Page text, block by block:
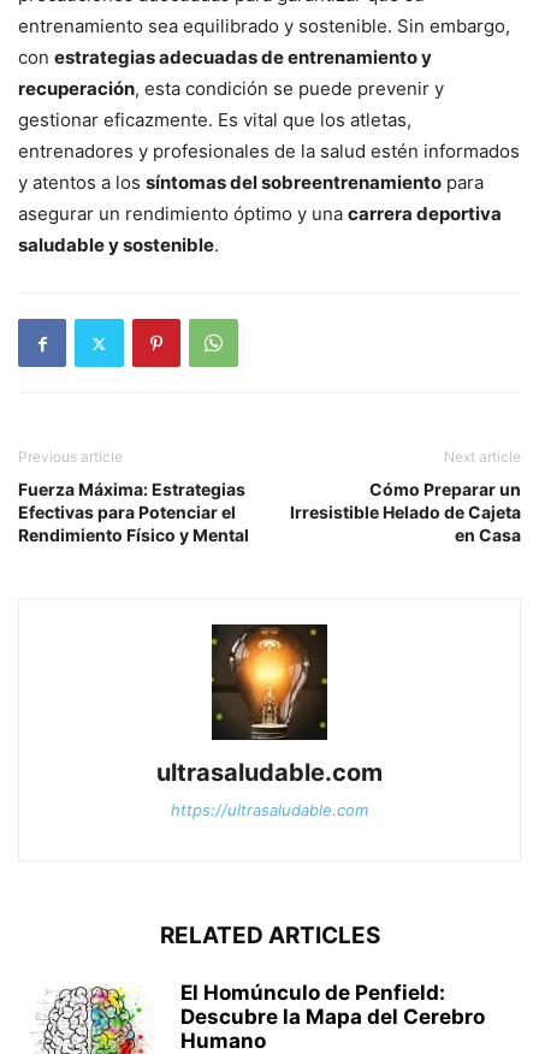
entrenamiento sea equilibrado y sostenible. Sin embargo,
con estrategias adecuadas de entrenamiento y
recuperación, esta condición se puede prevenir y
gestionar eficazmente. Es vital que los atletas,
entrenadores y profesionales de la salud estén informados
y atentos a los síntomas del sobreentrenamiento para
asegurar un rendimiento óptimo y una carrera deportiva
saludable y sostenible.
Previous article
Fuerza Máxima: Estrategias
Efectivas para Potenciar el
Rendimiento Físico y Mental
Next article
Cómo Preparar un
Irresistible Helado de Cajeta
en Casa
ultrasaludable.com
https://ultrasaludable.com
RELATED ARTICLES
El Homúnculo de Penfield:
Descubre la Mapa del Cerebro
Humano